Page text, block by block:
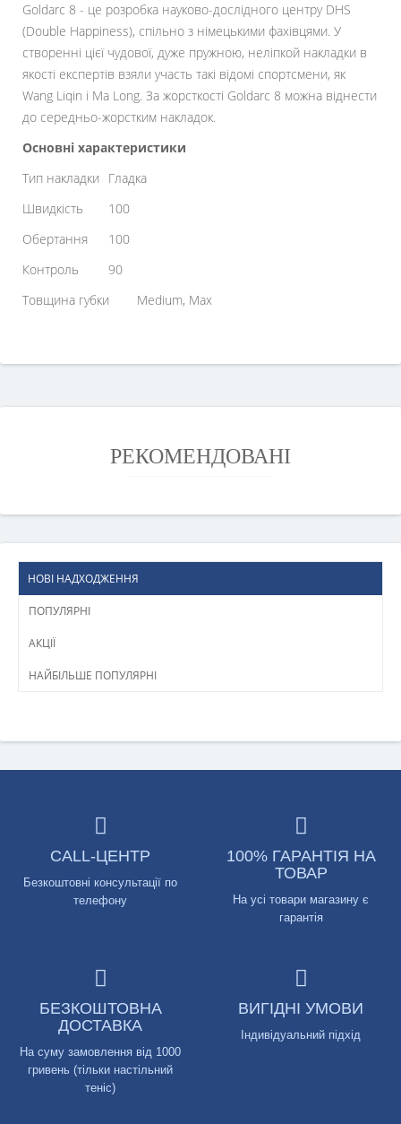
Goldarc 8 - це розробка науково-дослідного центру DHS
(Double Happiness), спільно з німецькими фахівцями. У
створенні цієї чудової, дуже пружною, неліпкой накладки в
якості експертів взяли участь такі відомі спортсмени, як
Wang Liqin і Ma Long. За жорсткості Goldarc 8 можна віднести
до середньо-жорстким накладок.
Основні характеристики
Тип накладки Гладка
Швидкість
100
Обертання
100
Контроль
90
Товщина губки
Medium, Max
РЕКОМЕНДОВАНІ
НОВІ НАДХОДЖЕННЯ
ПОПУЛЯРНІ
АКЦІЇ
НАЙБІЛЬШЕ ПОПУЛЯРНІ
CALL-ЦЕНТР
Безкоштовні консультації по
телефону
100% ГАРАНТІЯ НА
ТОВАР
На усі товари магазину є
гарантія
БЕЗКОШТОВНА
ДОСТАВКА
На суму замовлення від 1000
гривень (тільки настільний
теніс)
ВИГІДНІ УМОВИ
Індивідуальний підхід